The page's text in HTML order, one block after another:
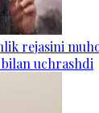
rejasini
uchrashdi